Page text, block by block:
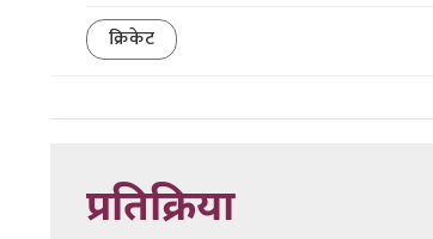
क्रिकेट
प्रतिक्रिया